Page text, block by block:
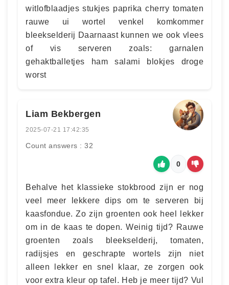
witlofblaadjes stukjes paprika cherry tomaten
rauwe ui wortel venkel komkommer
bleekselderij Daarnaast kunnen we ook vlees
of vis serveren zoals: garnalen
gehaktballetjes ham salami blokjes droge
worst
Liam Bekbergen
2025-07-21 17:42:35
Count answers : 32
0
Behalve het klassieke stokbrood zijn er nog
veel meer lekkere dips om te serveren bij
kaasfondue. Zo zijn groenten ook heel lekker
om in de kaas te dopen. Weinig tijd? Rauwe
groenten zoals bleekselderij, tomaten,
radijsjes en geschrapte wortels zijn niet
alleen lekker en snel klaar, ze zorgen ook
voor extra kleur op tafel. Heb je meer tijd? Vul